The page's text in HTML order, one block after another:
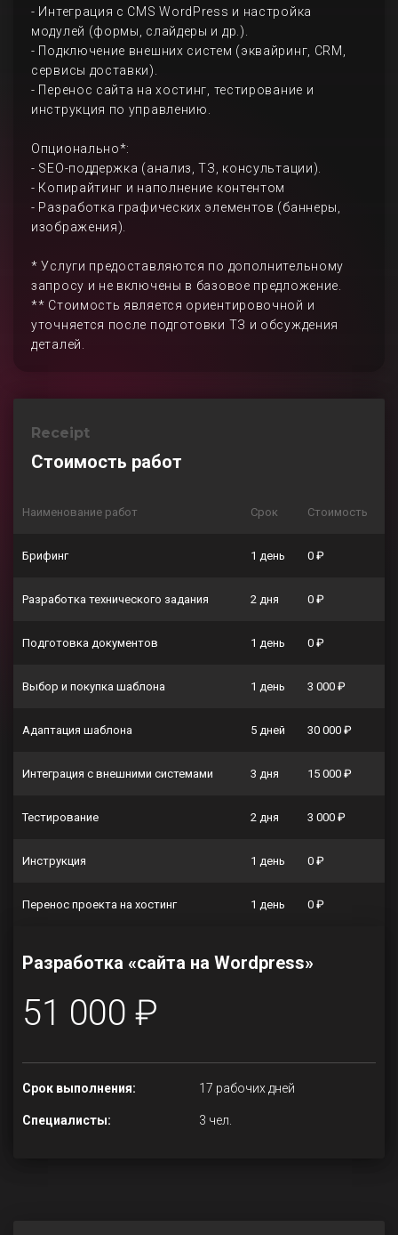
- Интеграция с CMS WordPress и настройка
модулей (формы, слайдеры и др.).
- Подключение внешних систем (эквайринг, CRM,
сервисы доставки).
- Перенос сайта на хостинг, тестирование и
инструкция по управлению.
Опционально*:
- SEO-поддержка (анализ, ТЗ, консультации).
- Копирайтинг и наполнение контентом
- Разработка графических элементов (баннеры,
изображения).
* Услуги предоставляются по дополнительному
запросу и не включены в базовое предложение.
** Стоимость является ориентировочной и
уточняется после подготовки ТЗ и обсуждения
деталей.
Receipt
Стоимость работ
Наименование работ Срок Стоимость
Брифинг 1 день 0 ₽
Разработка технического задания 2 дня 0 ₽
Подготовка документов 1 день 0 ₽
Выбор и покупка шаблона 1 день 3 000 ₽
Адаптация шаблона 5 дней 30 000 ₽
Интеграция с внешними системами 3 дня 15 000 ₽
Тестирование 2 дня 3 000 ₽
Инструкция 1 день 0 ₽
Перенос проекта на хостинг 1 день 0 ₽
Разработка «сайта на Wordpress»
51 000 ₽
Срок выполнения: 17 рабочих дней
Специалисты: 3 чел.